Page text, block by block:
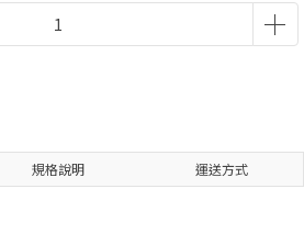
規格說明 運送方式